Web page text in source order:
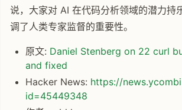
说，大家对 AI 在代码分析领域的潜力持
调了人类专家监督的重要性。
原文: Daniel Stenberg on 22 curl
and fixed
Hacker News: https://
id=45449348